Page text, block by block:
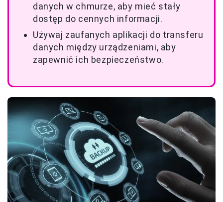
danych w chmurze, aby mieć stały
dostęp do cennych informacji.
Używaj zaufanych aplikacji do transferu
danych między urządzeniami, aby
zapewnić ich bezpieczeństwo.